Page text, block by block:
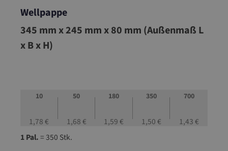
Wellpappe
06.HPSM1
345 mm x 245 mm x 80 mm (Außenmaß L
x B x H)
10
1,78 €
50
1,68 €
180
1,59 €
350
1,50 €
700
1,43 €
1 Pal.= 350 Stk.